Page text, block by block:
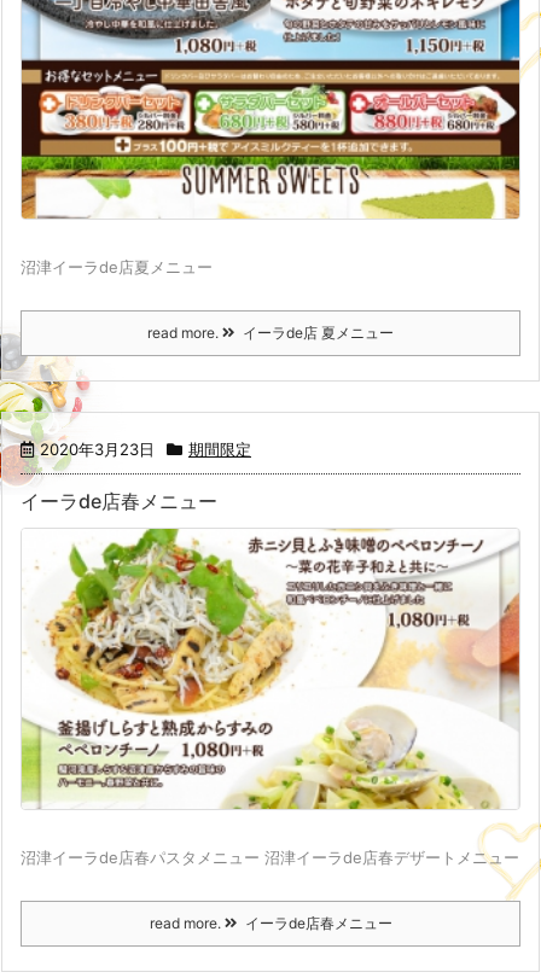
沼津イーラde店夏メニュー
read more. イーラde店 夏メニュー
2020年3月23日 期間限定
イーラde店春メニュー
沼津イーラde店春パスタメニュー 沼津イーラde店春デザートメニュー
read more. イーラde店春メニュー